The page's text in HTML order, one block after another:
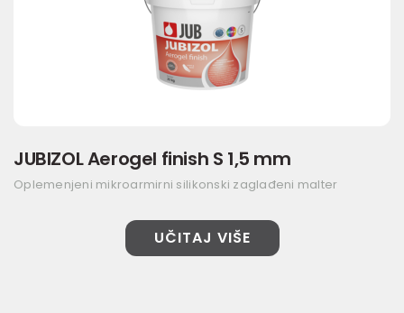
JUBIZOL Aerogel finish S 1,5 mm
Oplemenjeni mikroarmirni silikonski zaglađeni malter
UČITAJ VIŠE